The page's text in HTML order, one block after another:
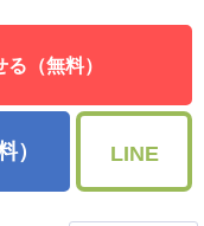
（無料）
） LINE